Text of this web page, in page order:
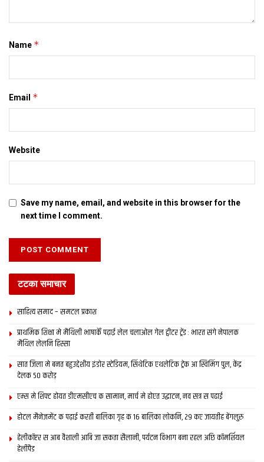
Name *
Email *
Website
Save my name, email, and website in this browser for the
next time I comment.
टटका समाचार
साहित्य समाद – समटल प्रकाश
प्राथमिक शि‍क्षा मे मैथि‍ली भाषाकेँ पढ़ाई लेल चलाओल गेल ट्वीटर ट्रेंड : भारत संगे नेपालक
मैथिल लेलनि हिस्सा
सात जिला मे बनत बहुउद्देशीय इंडोर स्‍टेडि‍यम, सिंथेटिक एथलेटिक ट्रेक आ स्विमिंग पुल, केंद्र
देलक 50 करोड़
एम्स मे शिफ्ट होयत डीएमसीएच क सामान, मार्च मे होएत उद्घाटन, नव सत्र स पढाई
होटल मैनेजमेंट क पढ़ाई करती बालिका गृह क 16 बालिका लोकनि, 29 कए जायतीह बेंगलुरु
हेलीकॉप्टर स आब वैशाली आबि जा सकता सैलानी, पर्यटन विभाग बना रहल अछि कॉमर्शियल
हेलीपैड